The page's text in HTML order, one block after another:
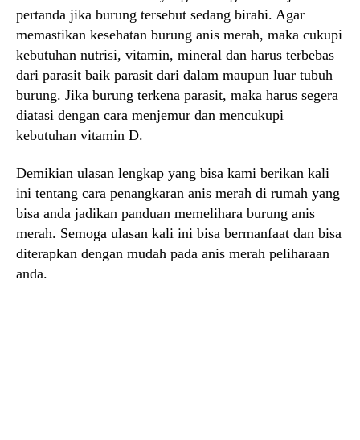
pertanda jika burung tersebut sedang birahi. Agar
memastikan kesehatan burung anis merah, maka cukupi
kebutuhan nutrisi, vitamin, mineral dan harus terbebas
dari parasit baik parasit dari dalam maupun luar tubuh
burung. Jika burung terkena parasit, maka harus segera
diatasi dengan cara menjemur dan mencukupi
kebutuhan vitamin D.
Demikian ulasan lengkap yang bisa kami berikan kali
ini tentang cara penangkaran anis merah di rumah yang
bisa anda jadikan panduan memelihara burung anis
merah. Semoga ulasan kali ini bisa bermanfaat dan bisa
diterapkan dengan mudah pada anis merah peliharaan
anda.